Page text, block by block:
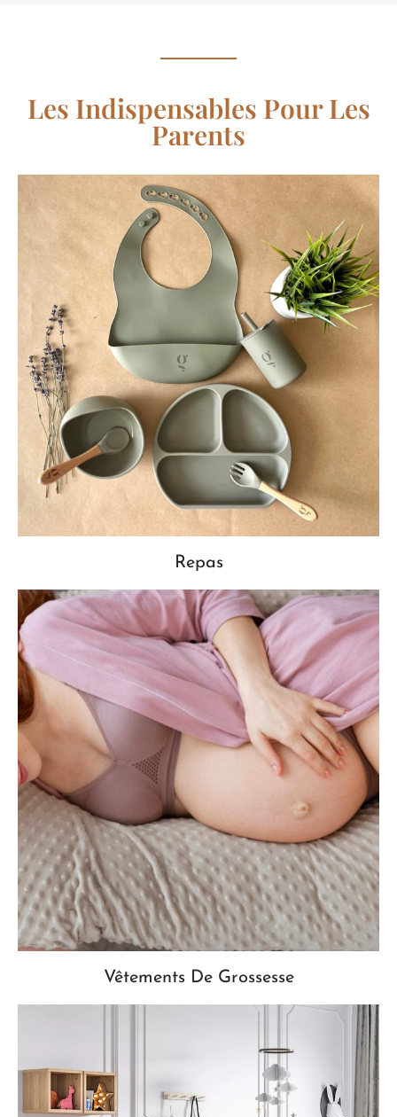
Les Indispensables Pour Les
Parents
Repas
Vêtements De Grossesse